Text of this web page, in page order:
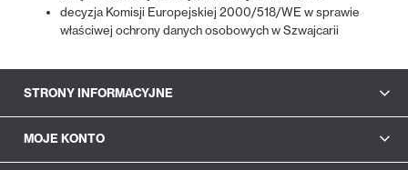
decyzja Komisji Europejskiej 2000/518/WE w sprawie
właściwej ochrony danych osobowych w Szwajcarii
STRONY INFORMACYJNE
MOJE KONTO